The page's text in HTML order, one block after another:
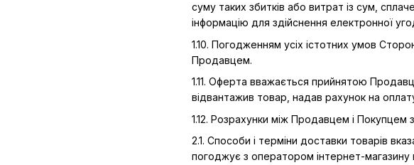
суму таких збитків або витрат із сум,
інформацію для здійснення електронної
1.10. Погодженням усіх істотних умов
Продавцем.
1.11. Оферта вважається прийнятою
відвантажив товар, надав рахунок на
1.12. Розрахунки між Продавцем і
2.1. Способи і терміни доставки товарів
погоджує з оператором інтернет-